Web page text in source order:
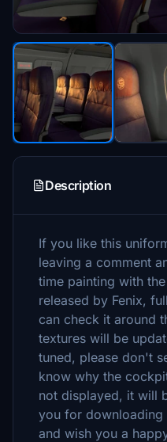
Description
If you like this
leaving a comment
time painting with
released by Fenix,
can check it around
textures will be
tuned, please don't
know why the
not displayed, it will
you for downloading
and wish you a